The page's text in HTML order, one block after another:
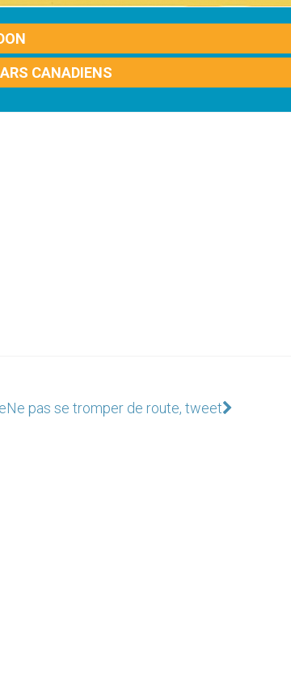
CANADIENS
Ne pas se tromper de route, tweet